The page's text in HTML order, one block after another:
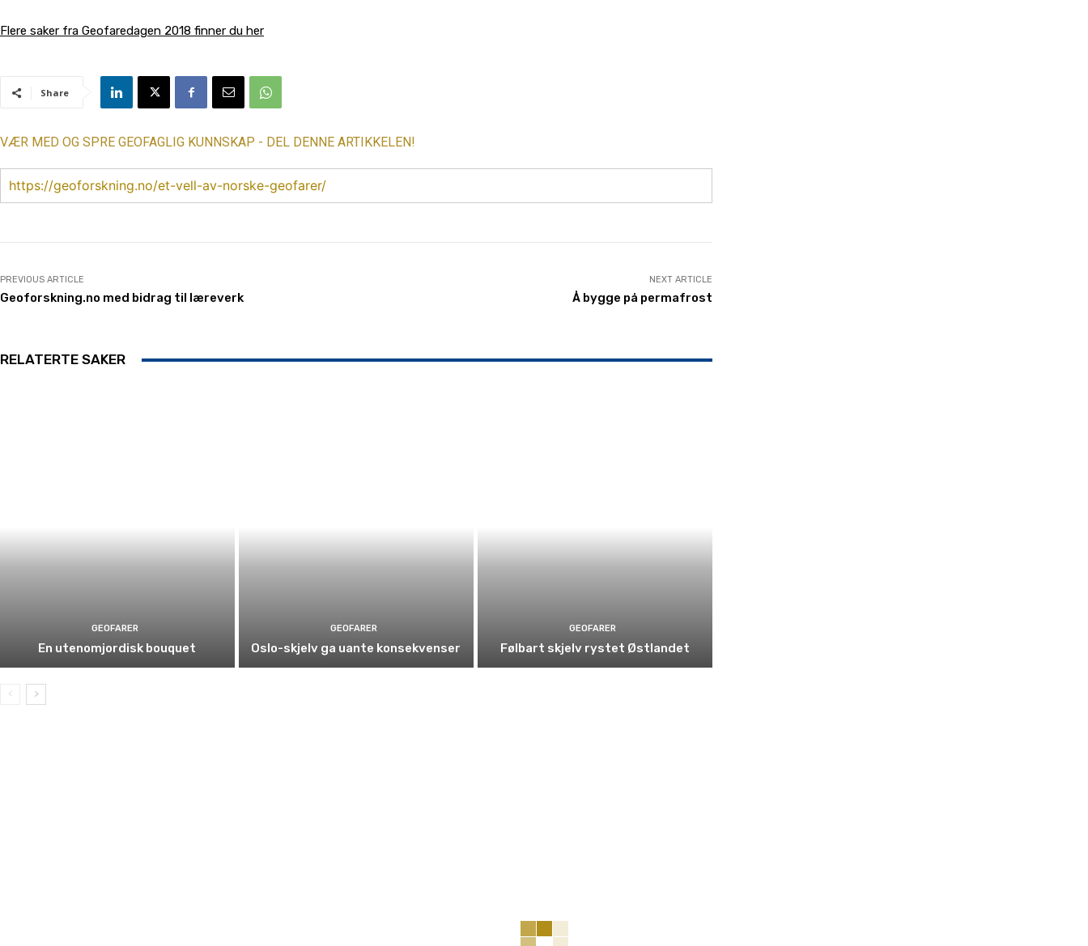
Flere saker fra Geofaredagen 2018 finner du her
Share
VÆR MED OG SPRE GEOFAGLIG KUNNSKAP - DEL DENNE ARTIKKELEN!
https://geoforskning.no/et-vell-av-norske-geofarer/
PREVIOUS ARTICLE
Geoforskning.no med bidrag til læreverk
NEXT ARTICLE
Å bygge på permafrost
RELATERTE SAKER
GEOFARER
En utenomjordisk bouquet
GEOFARER
Oslo-skjelv ga uante konsekvenser
GEOFARER
Følbart skjelv rystet Østlandet